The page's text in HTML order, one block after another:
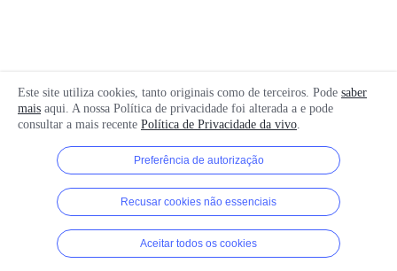
Este site utiliza cookies, tanto originais como de terceiros. Pode saber
mais aqui. A nossa Política de privacidade foi alterada a e pode
consultar a mais recente Política de Privacidade da vivo.
Preferência de autorização
Recusar cookies não essenciais
Aceitar todos os cookies